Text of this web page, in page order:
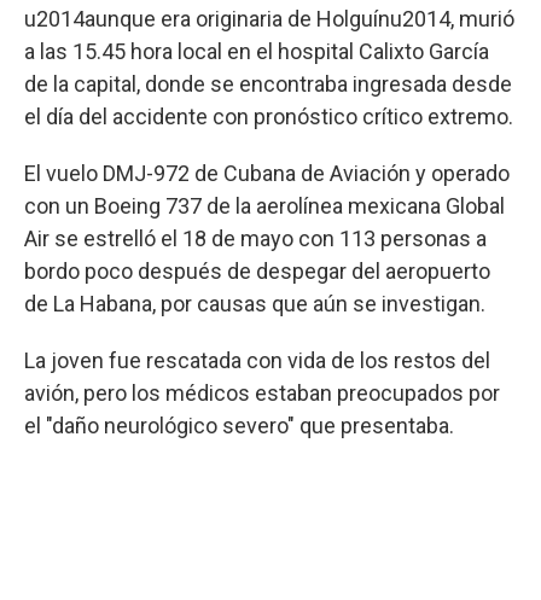
u2014aunque era originaria de Holguínu2014, murió
a las 15.45 hora local en el hospital Calixto García
de la capital, donde se encontraba ingresada desde
el día del accidente con pronóstico crítico extremo.
El vuelo DMJ-972 de Cubana de Aviación y operado
con un Boeing 737 de la aerolínea mexicana Global
Air se estrelló el 18 de mayo con 113 personas a
bordo poco después de despegar del aeropuerto
de La Habana, por causas que aún se investigan.
La joven fue rescatada con vida de los restos del
avión, pero los médicos estaban preocupados por
el "daño neurológico severo" que presentaba.